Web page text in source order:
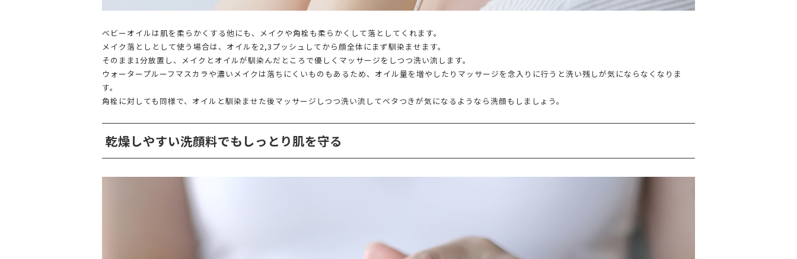
ベビーオイルは肌を柔らかくする他にも、メイクや角栓も柔らかくして落としてくれます。
メイク落としとして使う場合は、オイルを2,3プッシュしてから顔全体にまず馴染ませます。
そのまま1分放置し、メイクとオイルが馴染んだところで優しくマッサージをしつつ洗い流します。
ウォータープルーフマスカラや濃いメイクは落ちにくいものもあるため、オイル量を増やしたりマッサージを念入りに行うと洗い残しが気にならなくなりま
す。
角栓に対しても同様で、オイルと馴染ませた後マッサージしつつ洗い流してベタつきが気になるようなら洗顔もしましょう。
乾燥しやすい洗顔料でもしっとり肌を守る